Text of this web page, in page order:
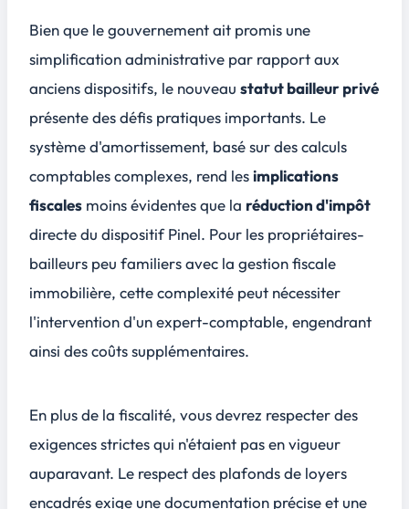
Bien que le gouvernement ait promis une
simplification administrative par rapport aux
anciens dispositifs, le nouveau statut bailleur privé
présente desdéfis pratiques importants. Le
système d'amortissement, basé sur des calculs
comptables complexes, rend lesimplications
fiscales moins évidentes que la réduction d'impôt
directe du dispositif Pinel. Pour les propriétaires-
bailleurs peu familiers avec la gestion fiscale
immobilière, cette complexité peut nécessiter
l'intervention d'un expert-comptable, engendrant
ainsi descoûts supplémentaires.
En plus de la fiscalité, vous devrez respecter des
exigences strictes qui n'étaient pas en vigueur
auparavant. Le respect des plafonds de loyers
encadrés exige une documentation précise et une